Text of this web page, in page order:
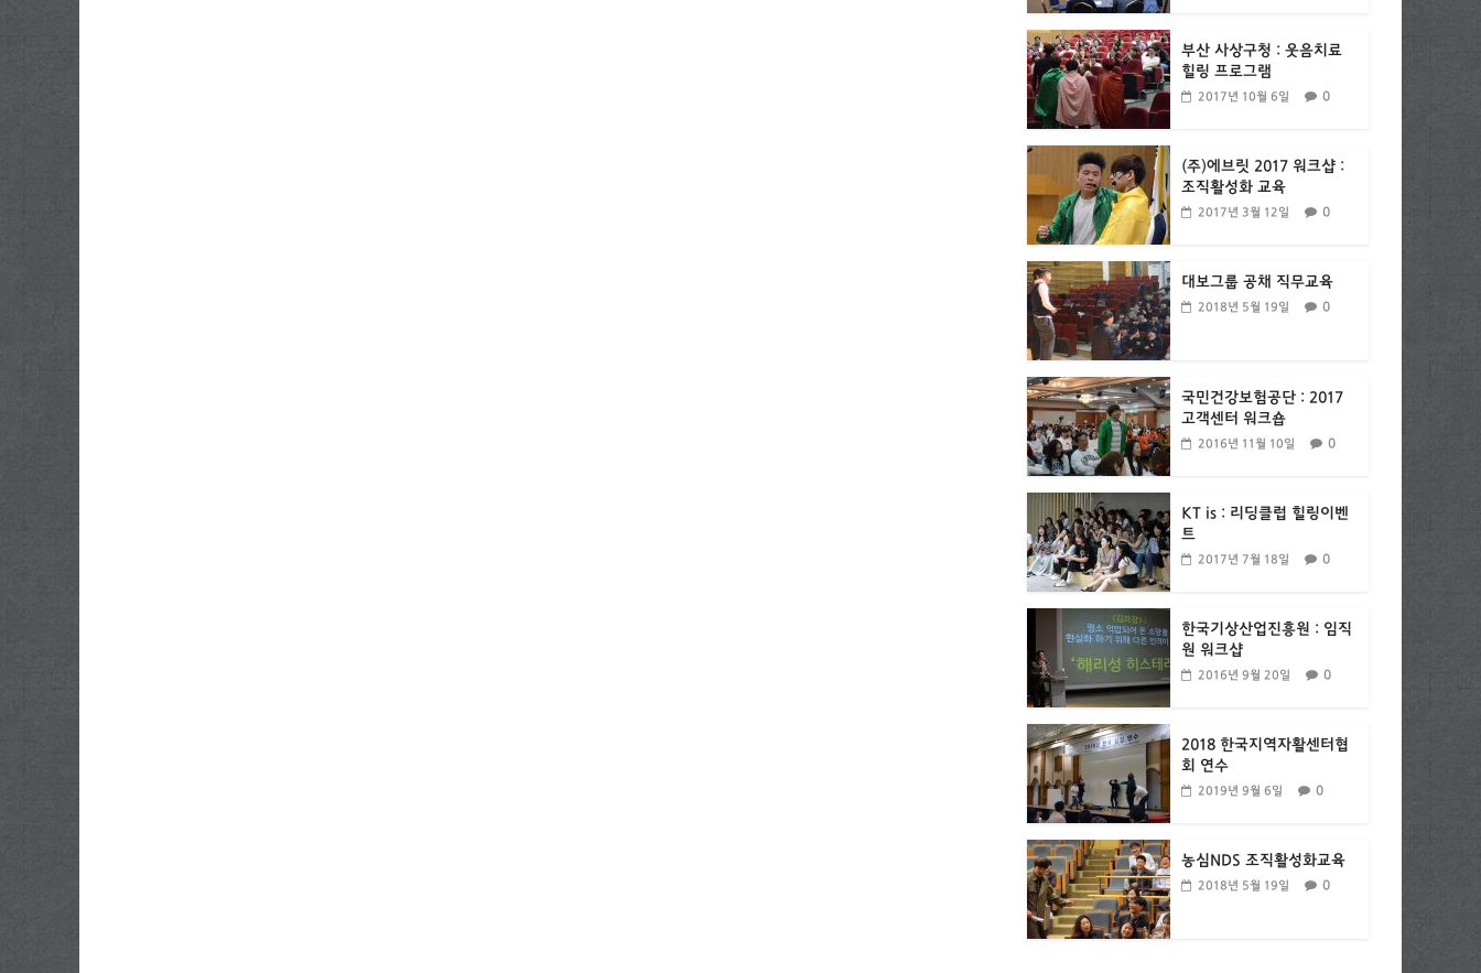
부산 사상구청 : 웃음치료
힐링 프로그램
2017년 10월 6일 0
(주)에브릿 2017 워크샵 :
조직활성화 교육
2017년 3월 12일 0
대보그룹 공채 직무교육
2018년 5월 19일 0
국민건강보험공단 : 2017
고객센터 워크숍
2016년 11월 10일 0
KT is : 리딩클럽 힐링이벤
트
2017년 7월 18일 0
한국기상산업진흥원 : 임직
원 워크샵
2016년 9월 20일 0
2018 한국지역자활센터협
회 연수
2019년 9월 6일 0
농심NDS 조직활성화교육
2018년 5월 19일 0